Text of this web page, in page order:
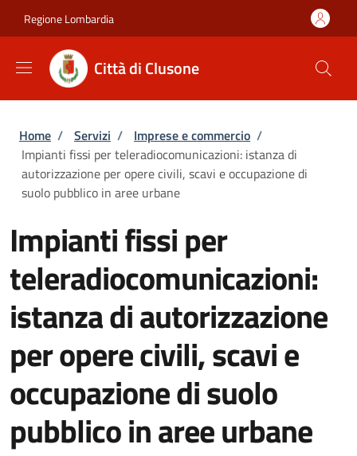
Regione Lombardia
Città di Clusone
Briciole di pane
Home / Servizi / Imprese e commercio /
Impianti fissi per teleradiocomunicazioni: istanza di
autorizzazione per opere civili, scavi e occupazione di
suolo pubblico in aree urbane
Impianti fissi per
teleradiocomunicazioni:
istanza di autorizzazione
per opere civili, scavi e
occupazione di suolo
pubblico in aree urbane